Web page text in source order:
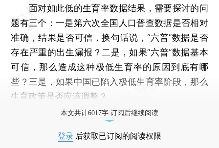
面对如此低的生育率数据结果，需要探讨的问
题有三个：一是第六次全国人口普查数据是否相对
准确，结果是否可信，换句话说，“六普”数据是否
存在严重的出生漏报？二是，如果“六普”数据基本
可信，那么造成这种极低生育率的原因到底有哪
些？三是，如果中国已陷入极低生育率阶段，那么
生育政策是否应该调整？
本文共计6017字 订阅后继续阅读
登录 后获取已订阅的阅读权限